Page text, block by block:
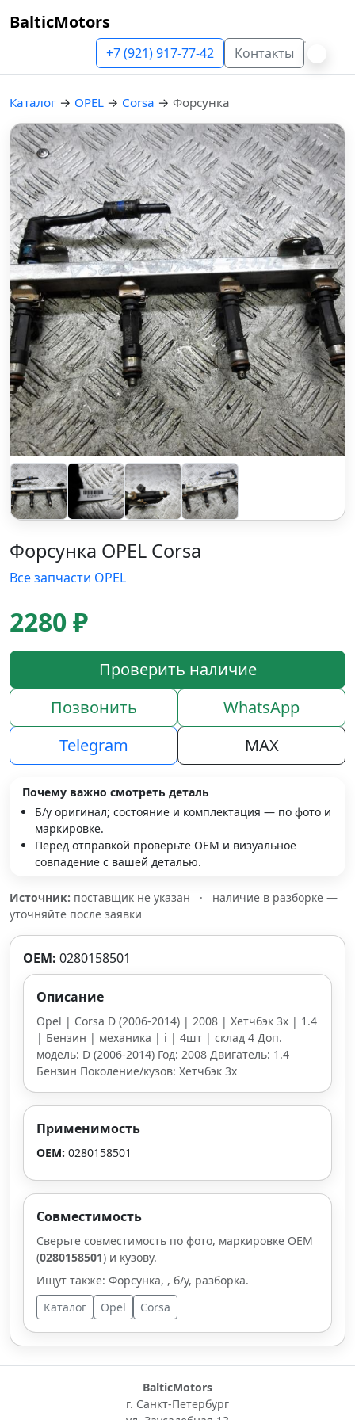
BalticMotors
+7 (921) 917-77-42 Контакты
Каталог → OPEL → Corsa → Форсунка
Форсунка OPEL Corsa
Все запчасти OPEL
2280 ₽
Проверить наличие
Позвонить
WhatsApp
Telegram
MAX
Почему важно смотреть деталь
Б/у оригинал; состояние и комплектация — по фото и
маркировке.
Перед отправкой проверьте OEM и визуальное
совпадение с вашей деталью.
Источник: поставщик не указан ·
наличие в разборке —
уточняйте после заявки
OEM: 0280158501
Описание
Opel | Corsa D (2006-2014) | 2008 | Хетчбэк 3х | 1.4
| Бензин | механика | i | 4шт | склад 4 Доп.
модель: D (2006-2014) Год: 2008 Двигатель: 1.4
Бензин Поколение/кузов: Хетчбэк 3х
Применимость
OEM: 0280158501
Совместимость
Сверьте совместимость по фото, маркировке OEM
(0280158501) и кузову.
Ищут также: Форсунка, , б/у, разборка.
Каталог
Opel Corsa
BalticMotors
г. Санкт-Петербург